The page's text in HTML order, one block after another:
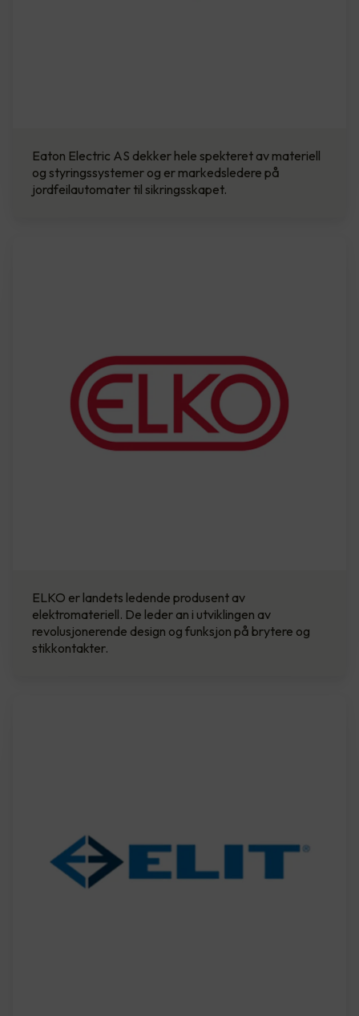
Eaton Electric AS dekker hele spekteret av materiell
og styringssystemer og er markedsledere på
jordfeilautomater til sikringsskapet.
ELKO er landets ledende produsent av
elektromateriell. De leder an i utviklingen av
revolusjonerende design og funksjon på brytere og
stikkontakter.